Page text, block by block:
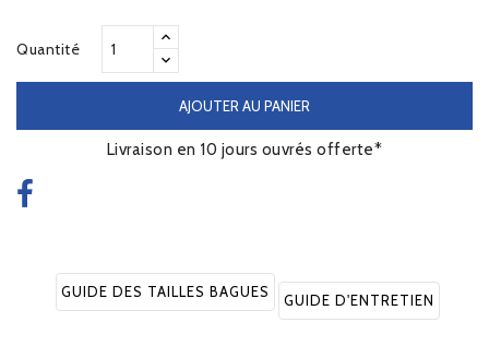
Quantité
AJOUTER AU PANIER
Livraison en 10 jours ouvrés offerte*
GUIDE DES TAILLES BAGUES GUIDE D'ENTRETIEN